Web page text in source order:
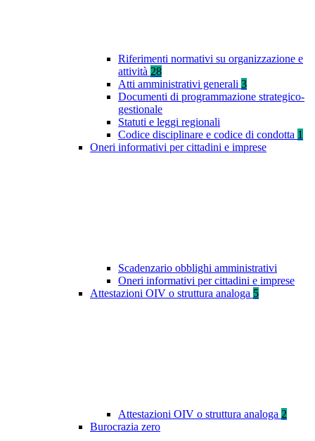
Riferimenti normativi su organizzazione e
attività 28
Atti amministrativi generali 3
Documenti di programmazione strategico-
gestionale
Statuti e leggi regionali
Codice disciplinare e codice di condotta 1
Oneri informativi per cittadini e imprese
Scadenzario obblighi amministrativi
Oneri informativi per cittadini e imprese
Attestazioni OIV o struttura analoga 5
Attestazioni OIV o struttura analoga 2
Burocrazia zero